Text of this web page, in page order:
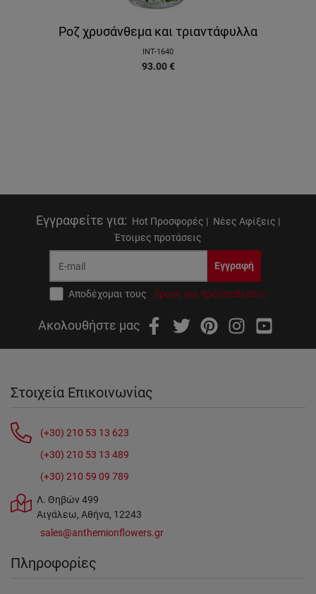
Ροζ χρυσάνθεμα και τριαντάφυλλα
INT-1640
93.00 €
Εγγραφείτε για: Hot Προσφορές | Νέες Αφίξεις |
Έτοιμες προτάσεις
Εγγραφή
Αποδέχομαι τους όρους και προϋποθέσεις
Ακολουθήστε μας
Στοιχεία Επικοινωνίας
(+30) 210 53 13 623
(+30) 210 53 13 489
(+30) 210 59 09 789
Λ. Θηβών 499
Αιγάλεω, Αθήνα, 12243
sales@anthemionflowers.gr
Πληροφορίες